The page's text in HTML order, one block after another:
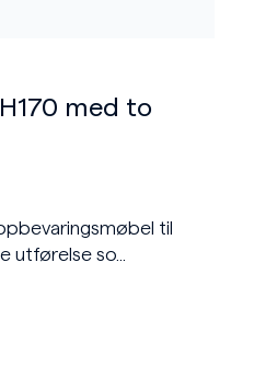
med to
til
utførelse so...